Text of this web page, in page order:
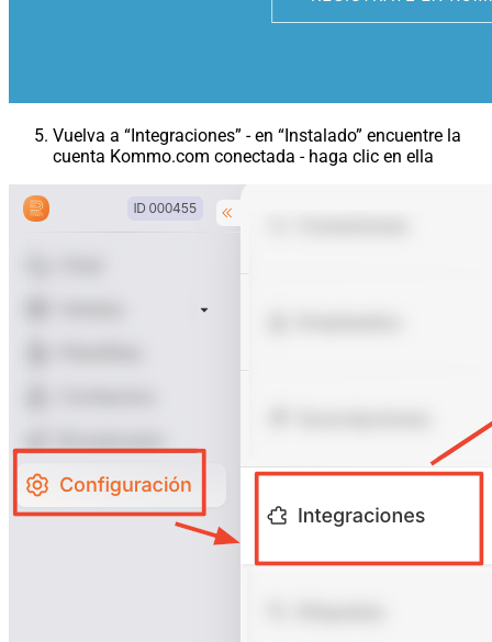
Vuelva a “Integraciones” - en “Instalado” encuentre la
cuenta Kommo.com conectada - haga clic en ella